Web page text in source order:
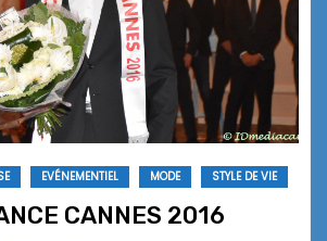
EVÉNEMENTIEL MODE STYLE DE VIE
CANNES 2016